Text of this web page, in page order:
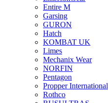
Entire M
Garsing
GURON
Hatch
KOMBAT UK
Limes
Mechanix Wear
NORFIN
Pentagon
Propper International
Rothco